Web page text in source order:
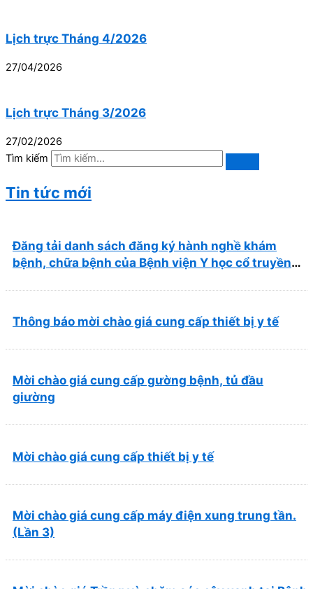
Lịch trực Tháng 4/2026
27/04/2026
Lịch trực Tháng 3/2026
27/02/2026
Tìm kiếm
Tin tức mới
Đăng tải danh sách đăng ký hành nghề khám
bệnh, chữa bệnh của Bệnh viện Y học cổ truyền
Thông báo mời chào giá cung cấp thiết bị y tế
Mời chào giá cung cấp gường bệnh, tủ đầu
giường
Mời chào giá cung cấp thiết bị y tế
Mời chào giá cung cấp máy điện xung trung tần.
(Lần 3)